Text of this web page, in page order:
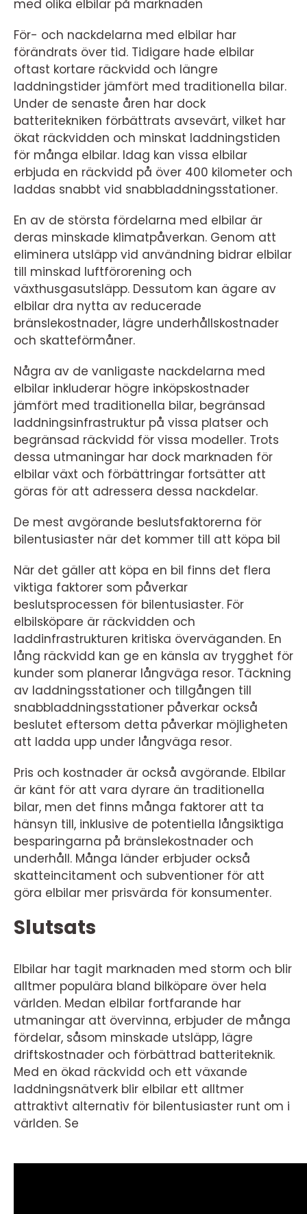
med olika elbilar på marknaden
För- och nackdelarna med elbilar har
förändrats över tid. Tidigare hade elbilar
oftast kortare räckvidd och längre
laddningstider jämfört med traditionella bilar.
Under de senaste åren har dock
batteritekniken förbättrats avsevärt, vilket har
ökat räckvidden och minskat laddningstiden
för många elbilar. Idag kan vissa elbilar
erbjuda en räckvidd på över 400 kilometer och
laddas snabbt vid snabbladdningsstationer.
En av de största fördelarna med elbilar är
deras minskade klimatpåverkan. Genom att
eliminera utsläpp vid användning bidrar elbilar
till minskad luftförorening och
växthusgasutsläpp. Dessutom kan ägare av
elbilar dra nytta av reducerade
bränslekostnader, lägre underhållskostnader
och skatteförmåner.
Några av de vanligaste nackdelarna med
elbilar inkluderar högre inköpskostnader
jämfört med traditionella bilar, begränsad
laddningsinfrastruktur på vissa platser och
begränsad räckvidd för vissa modeller. Trots
dessa utmaningar har dock marknaden för
elbilar växt och förbättringar fortsätter att
göras för att adressera dessa nackdelar.
De mest avgörande beslutsfaktorerna för
bilentusiaster när det kommer till att köpa bil
När det gäller att köpa en bil finns det flera
viktiga faktorer som påverkar
beslutsprocessen för bilentusiaster. För
elbilsköpare är räckvidden och
laddinfrastrukturen kritiska överväganden. En
lång räckvidd kan ge en känsla av trygghet för
kunder som planerar långväga resor. Täckning
av laddningsstationer och tillgången till
snabbladdningsstationer påverkar också
beslutet eftersom detta påverkar möjligheten
att ladda upp under långväga resor.
Pris och kostnader är också avgörande. Elbilar
är känt för att vara dyrare än traditionella
bilar, men det finns många faktorer att ta
hänsyn till, inklusive de potentiella långsiktiga
besparingarna på bränslekostnader och
underhåll. Många länder erbjuder också
skatteincitament och subventioner för att
göra elbilar mer prisvärda för konsumenter.
Slutsats
Elbilar har tagit marknaden med storm och blir
alltmer populära bland bilköpare över hela
världen. Medan elbilar fortfarande har
utmaningar att övervinna, erbjuder de många
fördelar, såsom minskade utsläpp, lägre
driftskostnader och förbättrad batteriteknik.
Med en ökad räckvidd och ett växande
laddningsnätverk blir elbilar ett alltmer
attraktivt alternativ för bilentusiaster runt om i
världen. Se